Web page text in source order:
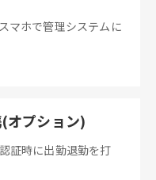
マホで管理システムに
オプション)
証時に出勤退勤を打